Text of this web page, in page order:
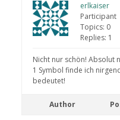
erlkaiser
Participant
Topics: 0
Replies: 1
Nicht nur schön! Absolut
1 Symbol finde ich
bedeutet!
Author